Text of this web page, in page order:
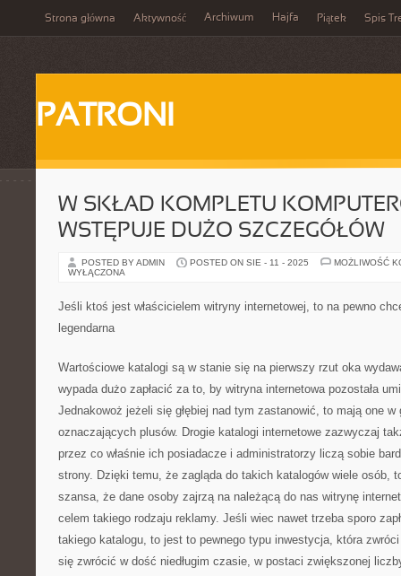
Strona główna Aktywność Archiwum Hajfa Piątek Spis
PATRONI
W SKŁAD KOMPLETU
WSTĘPUJE DUŻO SZCZEGÓŁÓW
POSTED BY ADMIN POSTED ON SIE - 11 - 2025
MOŻLIWOŚĆ
WYŁĄCZONA
Jeśli ktoś jest właścicielem witryny internetowej, to na pewno
legendarna
Wartościowe katalogi są w stanie się na pierwszy rzut oka
wypada dużo zapłacić za to, by witryna internetowa pozostała
Jednakowoż jeżeli się głębiej nad tym zastanowić, to mają one
oznaczających plusów. Drogie katalogi internetowe zazwyczaj
przez co właśnie ich posiadacze i administratorzy liczą sobie
strony. Dzięki temu, że zagląda do takich katalogów wiele osób,
szansa, że dane osoby zajrzą na należącą do nas witrynę
celem takiego rodzaju reklamy. Jeśli wiec nawet trzeba sporo
takiego katalogu, to jest to pewnego typu inwestycja, która
się zwrócić w dość niedługim czasie, w postaci zwiększonej